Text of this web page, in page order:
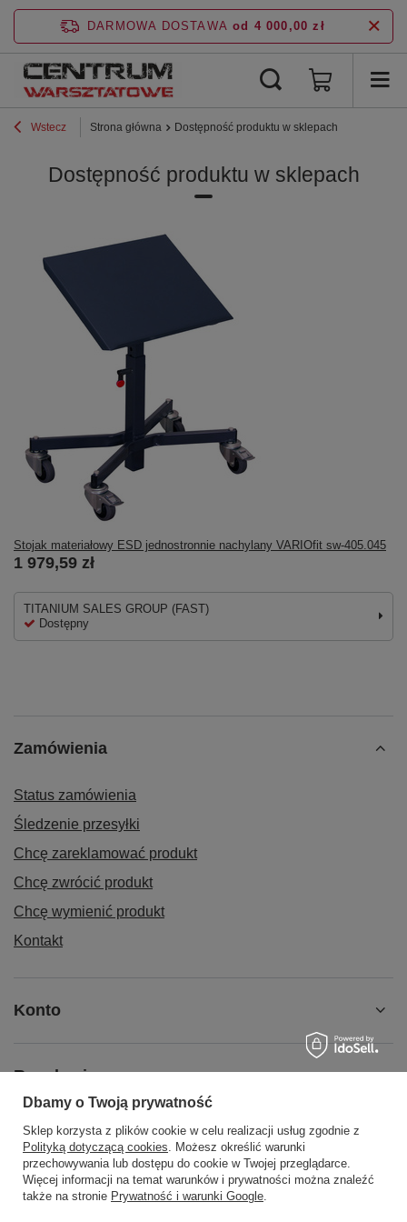
DARMOWA DOSTAWA od 4 000,00 zł
Wstecz Strona główna Dostępność produktu w sklepach
Dostępność produktu w sklepach
Stojak materiałowy ESD jednostronnie nachylany VARIOfit sw-405.045
1 979,59 zł
TITANIUM SALES GROUP (FAST)
Dostępny
Zamówienia
Status zamówienia
Śledzenie przesyłki
Chcę zareklamować produkt
Chcę zwrócić produkt
Chcę wymienić produkt
Kontakt
Konto
Regulaminy
Social Media
Dbamy o Twoją prywatność
Sklep korzysta z plików cookie w celu realizacji usług zgodnie z
Polityką dotyczącą cookies. Możesz określić warunki
przechowywania lub dostępu do cookie w Twojej przeglądarce.
Więcej informacji na temat warunków i prywatności można znaleźć
także na stronie Prywatność i warunki Google.